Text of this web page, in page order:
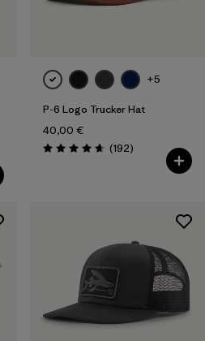
+5
P-6 Logo Trucker Hat
40,00 €
Bewertung: 4.7 / 5
(192Rezensionen
)